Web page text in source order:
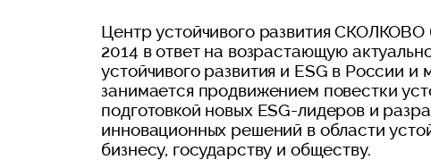
Центр устойчивого развития СКОЛКОВО
2014 в ответ на возрастающую
устойчивого развития и ESG в России и
занимается продвижением повестки
подготовкой новых ESG-лидеров и
инновационных решений в области
бизнесу, государству и обществу.